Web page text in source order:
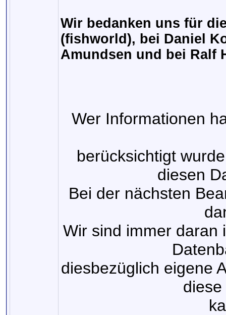
Wir bedanken uns für
(fishworld), bei Daniel
Amundsen und bei Ralf
Wer Informationen
berücksichtigt
diesen
Bei der nächsten
Wir sind immer daran
diesbezüglich eigene